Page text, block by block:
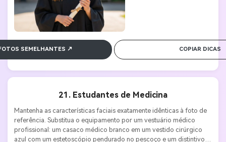
SEMELHANTES ↗ COPIAR DICAS
21. Estudantes de Medicina
Mantenha as características faciais exatamente idênticas à foto de
referência. Substitua o equipamento por um vestuário médico
profissional: um casaco médico branco em um vestido cirúrgico
azul com um estetoscópio pendurado no pescoço e um distintivo